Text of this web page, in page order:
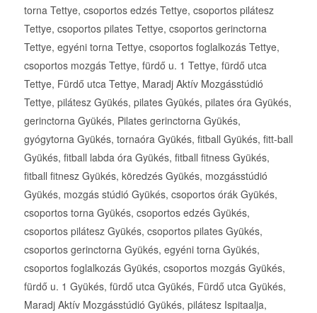
torna Tettye, csoportos edzés Tettye, csoportos pilátesz
Tettye, csoportos pilates Tettye, csoportos gerinctorna
Tettye, egyéni torna Tettye, csoportos foglalkozás Tettye,
csoportos mozgás Tettye, fürdő u. 1 Tettye, fürdő utca
Tettye, Fürdő utca Tettye, Maradj Aktív Mozgásstúdió
Tettye, pilátesz Gyükés, pilates Gyükés, pilates óra Gyükés,
gerinctorna Gyükés, Pilates gerinctorna Gyükés,
gyógytorna Gyükés, tornaóra Gyükés, fitball Gyükés, fitt-ball
Gyükés, fitball labda óra Gyükés, fitball fitness Gyükés,
fitball fitnesz Gyükés, köredzés Gyükés, mozgásstúdió
Gyükés, mozgás stúdió Gyükés, csoportos órák Gyükés,
csoportos torna Gyükés, csoportos edzés Gyükés,
csoportos pilátesz Gyükés, csoportos pilates Gyükés,
csoportos gerinctorna Gyükés, egyéni torna Gyükés,
csoportos foglalkozás Gyükés, csoportos mozgás Gyükés,
fürdő u. 1 Gyükés, fürdő utca Gyükés, Fürdő utca Gyükés,
Maradj Aktív Mozgásstúdió Gyükés, pilátesz Ispitaalja,